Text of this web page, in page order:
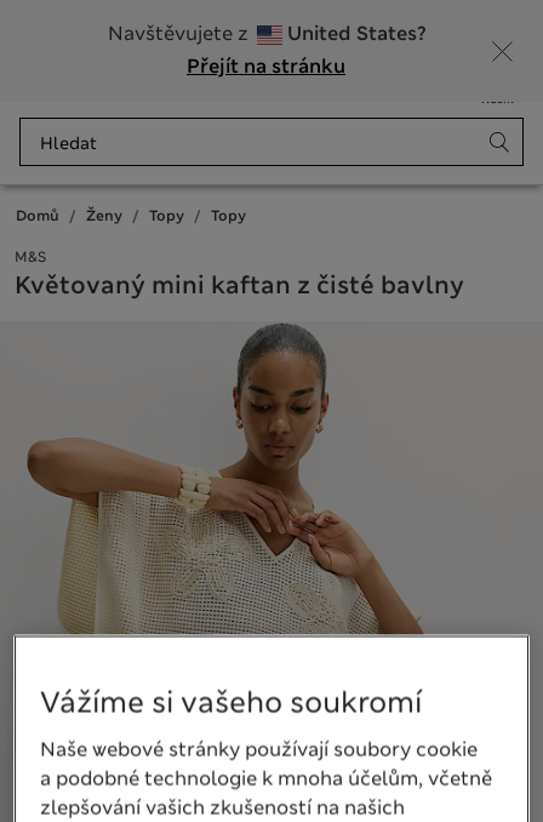
Navštěvujete z
United States?
Přejít na stránku
Košík
Domů Ženy Topy Topy
M&S
Květovaný mini kaftan z čisté bavlny
Vážíme si vašeho soukromí
Naše webové stránky používají soubory cookie
a podobné technologie k mnoha účelům, včetně
zlepšování vašich zkušeností na našich